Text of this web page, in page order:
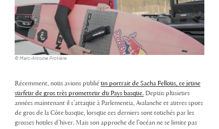
© Marc-Antoine Protière
Récemment, nous avions publié un portrait de Sacha Fellous, ce jeune
surfeur de gros très prometteur du Pays basque. Depuis plusieurs
années maintenant il s’attaque à Parlementia, Avalanche et autres spots
de gros de la Côte basque, lorsque ces derniers sont touchés par les
grosses houles d’hiver. Mais son approche de l’océan ne se limite pas